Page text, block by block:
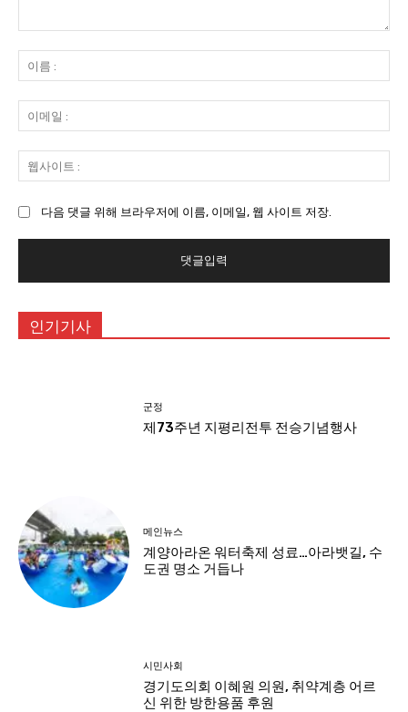
:
름
:
메
일
사
:
다음 댓글 위해 브라우저에 이름, 이메일, 웹 사이트 저장.
인기기사
군정
제73주년 지평리전투 전승기념행사
메인뉴스
계양아라온 워터축제 성료…아라뱃길, 수
도권 명소 거듭나
시민사회
경기도의회 이혜원 의원, 취약계층 어르
신 위한 방한용품 후원